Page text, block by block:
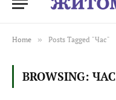
Home » Posts Tagged "Час"
BROWSING: ЧАС